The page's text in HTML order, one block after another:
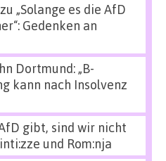
zu „Solange es die AfD
Gedenken an
Dortmund: „B-
kann nach Insolvenz
gibt, sind wir nicht
und Rom:nja